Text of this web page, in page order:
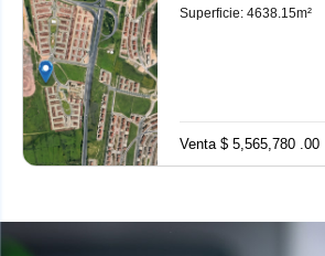
Superficie: 4638.15m²
Venta $ 5,565,780 .00